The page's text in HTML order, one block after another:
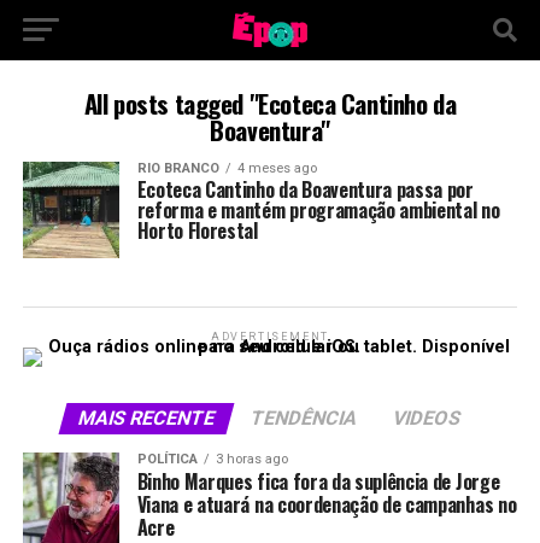
All posts tagged "Ecoteca Cantinho da
Boaventura"
RIO BRANCO 4 meses ago
Ecoteca Cantinho da Boaventura passa por
reforma e mantém programação ambiental no
Horto Florestal
ADVERTISEMENT
MAIS RECENTE TENDÊNCIA VIDEOS
POLÍTICA 3 horas ago
Binho Marques fica fora da suplência de Jorge
Viana e atuará na coordenação de campanhas no
Acre